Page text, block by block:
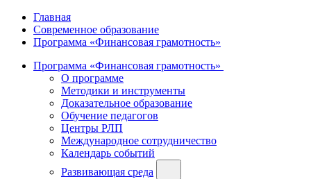
Главная
Современное образование
Программа «Финансовая грамотность»
Программа «Финансовая грамотность»
О программе
Методики и инструменты
Доказательное образование
Обучение педагогов
Центры РЛП
Международное сотрудничество
Календарь событий
Развивающая среда